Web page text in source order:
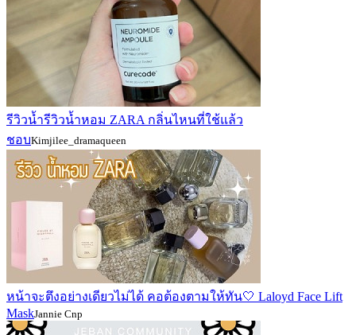
รีวิวน้ำรีวิวน้ำหอม ZARA กลิ่นไหนที่ใช้แล้ว
ชอบKimjilee_dramaqueen
หน้าจะตึงอย่างเดียวไม่ได้ คอต้องตามให้ทัน🤍 Laloyd Face Lift
MaskJannie Cnp